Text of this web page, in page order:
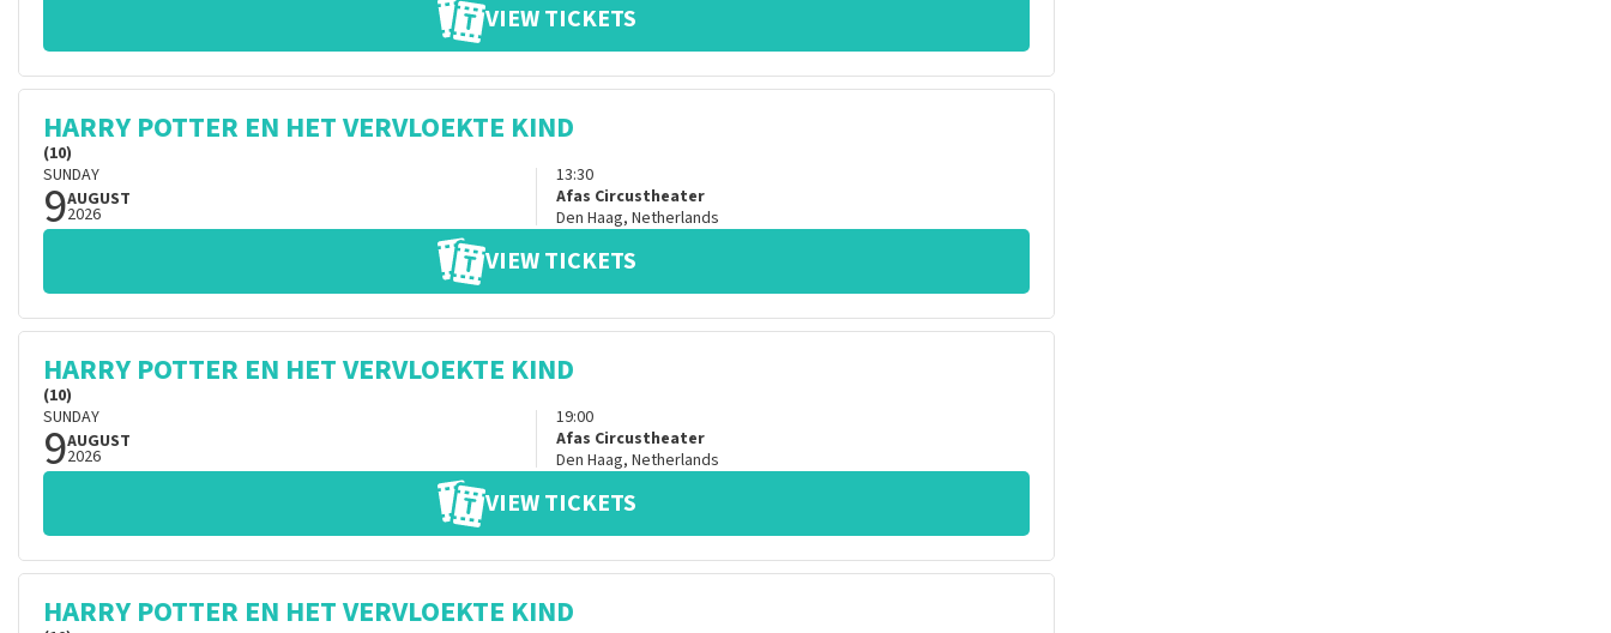
VIEW TICKETS
HARRY POTTER EN HET VERVLOEKTE KIND
(10)
SUNDAY
9AUGUST
2026
13:30
Afas Circustheater
Den Haag, Netherlands
VIEW TICKETS
HARRY POTTER EN HET VERVLOEKTE KIND
(10)
SUNDAY
9AUGUST
2026
19:00
Afas Circustheater
Den Haag, Netherlands
VIEW TICKETS
HARRY POTTER EN HET VERVLOEKTE KIND